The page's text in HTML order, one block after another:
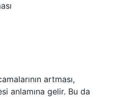
artması,
anlamına gelir. Bu da